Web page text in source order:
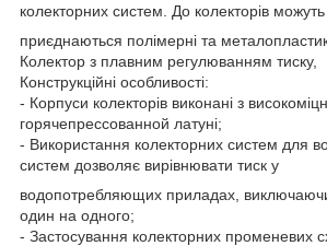
колекторних систем. До колекторів можуть
приєднаються полімерні та
Колектор з плавним регулюванням тиску,
Конструкційні особливості:
- Корпуси колекторів виконані з
горячепрессованной латуні;
- Використання колекторних систем для
систем дозволяє вирівнювати тиск у
водопотребляющих приладах,
один на одного;
- Застосування колекторних променевих